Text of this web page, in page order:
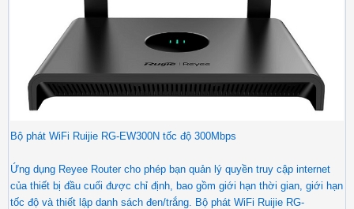
Bộ phát WiFi Ruijie RG-EW300N tốc độ 300Mbps
Ứng dụng Reyee Router cho phép bạn quản lý quyền truy cập internet
của thiết bị đầu cuối được chỉ định, bao gồm giới hạn thời gian, giới hạn
tốc độ và thiết lập danh sách đen/trắng. Bộ phát WiFi Ruijie RG-